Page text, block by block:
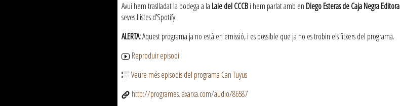
Avui hem traslladat la bodega a la Laie del CCCBi hem parlat amb en Diego Esteras de Caja Negra Editora
seves llistes d’Spotify.
ALERTA:Aquest programa ja no està en emissió, i es possible que ja no es trobin els fitxers del programa.
Reproduir episodi
Veure més episodis del programa Can Tuyus
http://programes.laxarxa.com/audio/86587